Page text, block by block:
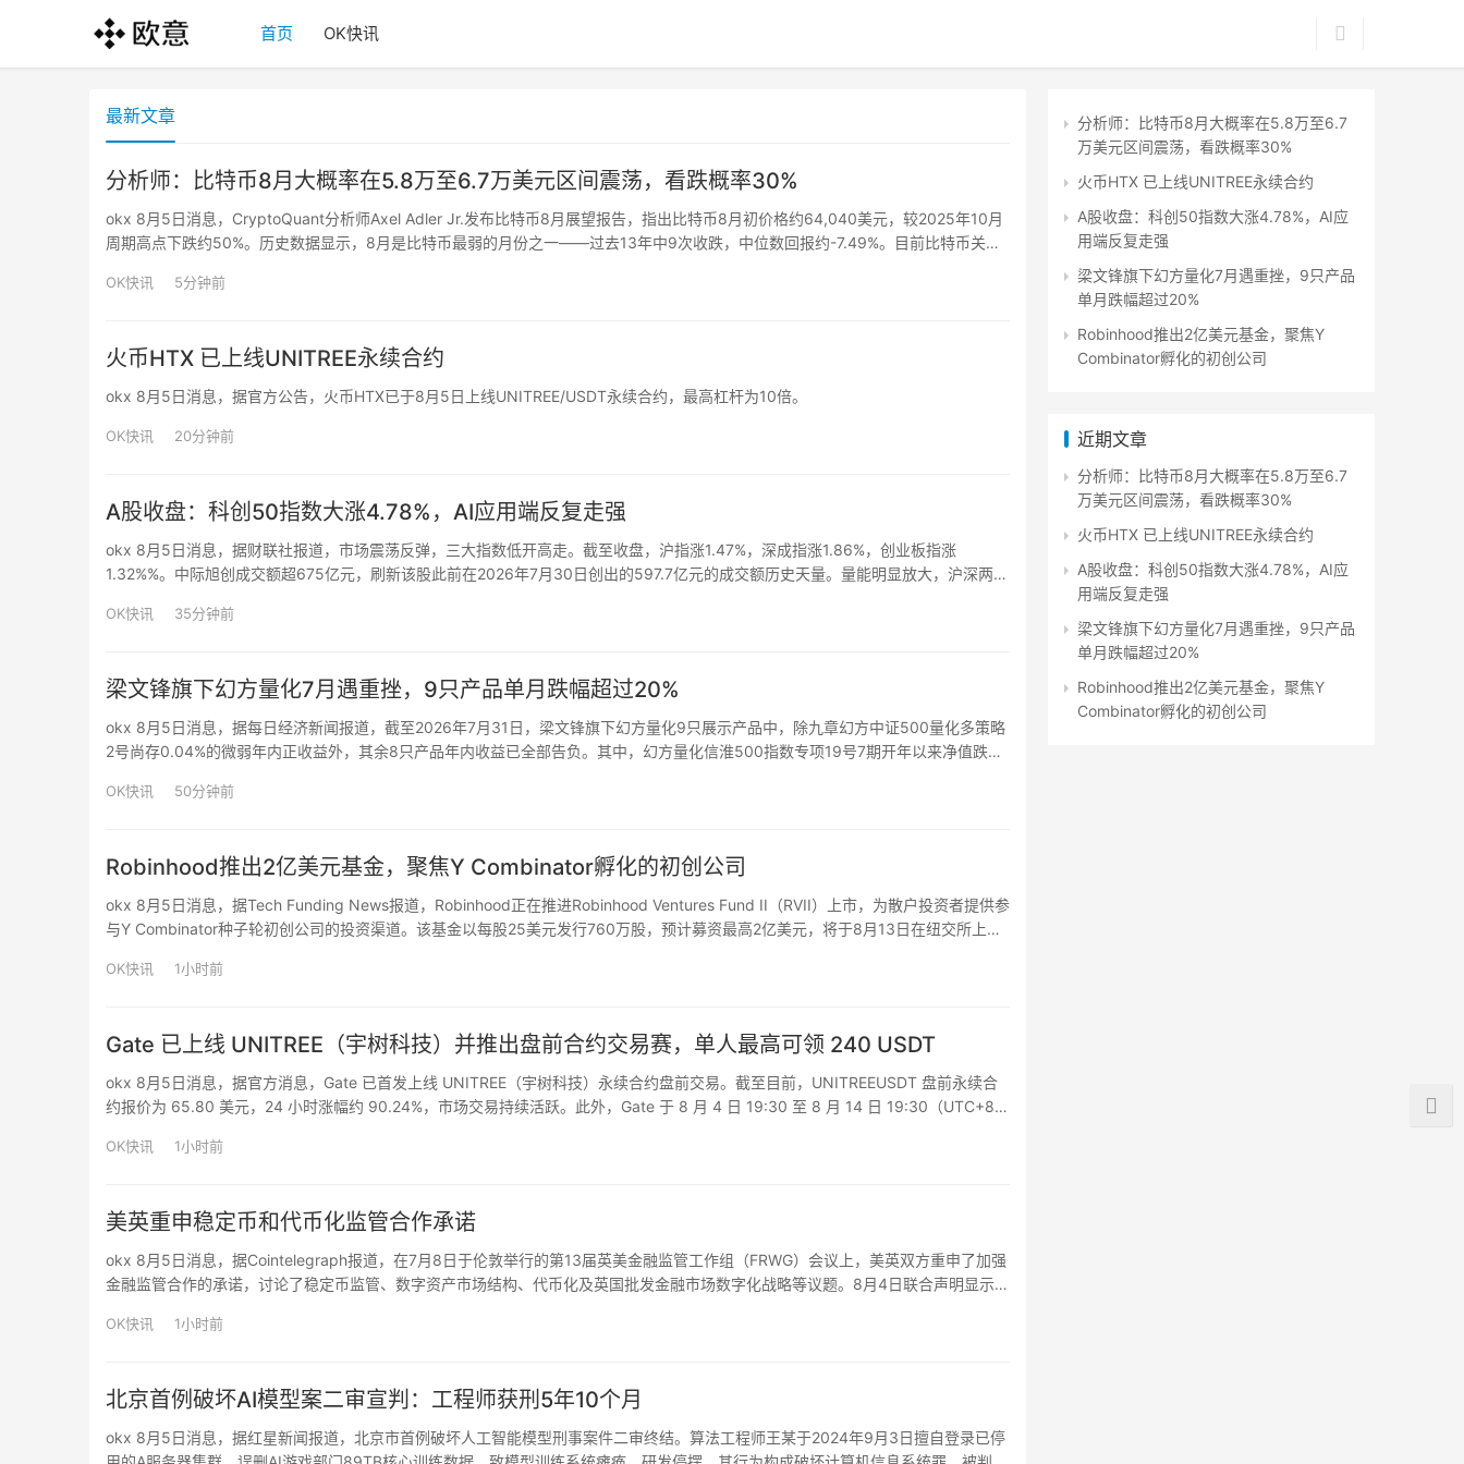
首页 OK快讯
最新文章
分析师：比特币8月大概率在5.8万至6.7万美元区间震荡，看跌概率30%
okx 8月5日消息，CryptoQuant分析师Axel Adler Jr.发布比特币8月展望报告，指出比特币8月初价格约64,040美元，较2025年10月
周期高点下跌约50%。历史数据显示，8月是比特币最弱的月份之一——过去13年中9次收跌，中位数回报约-7.49%。目前比特币关键
OK快讯 5分钟前
火币HTX 已上线UNITREE永续合约
okx 8月5日消息，据官方公告，火币HTX已于8月5日上线UNITREE/USDT永续合约，最高杠杆为10倍。
OK快讯 20分钟前
A股收盘：科创50指数大涨4.78%，AI应用端反复走强
okx 8月5日消息，据财联社报道，市场震荡反弹，三大指数低开高走。截至收盘，沪指涨1.47%，深成指涨1.86%，创业板指涨
1.32%%。中际旭创成交额超675亿元，刷新该股此前在2026年7月30日创出的597.7亿元的成交额历史天量。量能明显放大，沪深两市
OK快讯 35分钟前
梁文锋旗下幻方量化7月遇重挫，9只产品单月跌幅超过20%
okx 8月5日消息，据每日经济新闻报道，截至2026年7月31日，梁文锋旗下幻方量化9只展示产品中，除九章幻方中证500量化多策略
2号尚存0.04%的微弱年内正收益外，其余8只产品年内收益已全部告负。其中，幻方量化信淮500指数专项19号7期开年以来净值跌幅
OK快讯 50分钟前
Robinhood推出2亿美元基金，聚焦Y Combinator孵化​​的初创公司
okx 8月5日消息，据Tech Funding News报道，Robinhood正在推进Robinhood Ventures Fund II（RVII）上市，为散户投资者提供参
与Y Combinator种子轮初创公司的投资渠道。该基金以每股25美元发行760万股，预计募资最高2亿美元，将于8月13日在纽交所上市
OK快讯 1小时前
Gate 已上线 UNITREE（宇树科技）并推出盘前合约交易赛，单人最高可领 240 USDT
okx 8月5日消息，据官方消息，Gate 已首发上线 UNITREE（宇树科技）永续合约盘前交易。截至目前，UNITREEUSDT 盘前永续合
约报价为 65.80 美元，24 小时涨幅约 90.24%，市场交易持续活跃。此外，Gate 于 8 月 4 日 19:30 至 8 月 14 日 19:30（UTC+8）
OK快讯 1小时前
美英重申稳定币和代币化监管合作承诺
okx 8月5日消息，据Cointelegraph报道，在7月8日于伦敦举行的第13届英美金融监管工作组（FRWG）会议上，美英双方重申了加强
金融监管合作的承诺，讨论了稳定币监管、数字资产市场结构、代币化及英国批发金融市场数字化战略等议题。8月4日联合声明显示，
OK快讯 1小时前
北京首例破坏AI模型案二审宣判：工程师获刑5年10个月
okx 8月5日消息，据红星新闻报道，北京市首例破坏人工智能模型刑事案件二审终结。算法工程师王某于2024年9月3日擅自登录已停
分析师：比特币8月大概率在5.8万至6.7
万美元区间震荡，看跌概率30%
火币HTX 已上线UNITREE永续合约
A股收盘：科创50指数大涨4.78%，AI应
用端反复走强
梁文锋旗下幻方量化7月遇重挫，9只产品
单月跌幅超过20%
Robinhood推出2亿美元基金，聚焦Y
Combinator孵化​​的初创公司
近期文章
分析师：比特币8月大概率在5.8万至6.7
万美元区间震荡，看跌概率30%
火币HTX 已上线UNITREE永续合约
A股收盘：科创50指数大涨4.78%，AI应
用端反复走强
梁文锋旗下幻方量化7月遇重挫，9只产品
单月跌幅超过20%
Robinhood推出2亿美元基金，聚焦Y
Combinator孵化​​的初创公司